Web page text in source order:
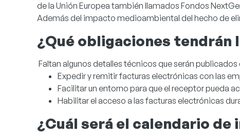
de la Unión Europea también llamados Fondos
Además del impacto medioambiental del hecho de
¿Qué obligaciones tendrán
Faltan algunos detalles técnicos que serán
Expedir y remitir facturas electrónicas con las
Facilitar un entorno para que el receptor pueda
Habilitar el acceso a las facturas electrónicas
¿Cuál será el calendario de